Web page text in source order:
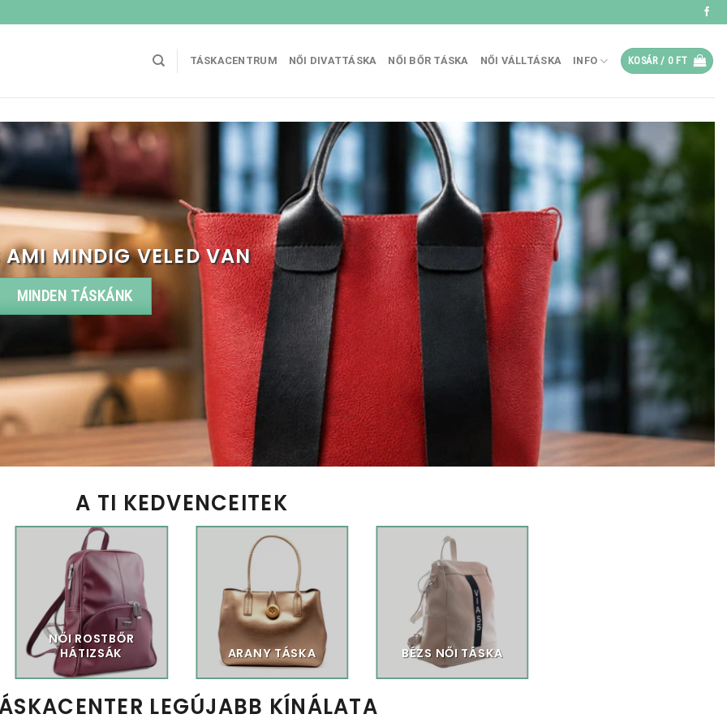
TÁSKACENTRUM NŐI DIVATTÁSKA NŐI BŐR TÁSKA NŐI VÁLLTÁSKA INFO KOSÁR / 0 FT
AMI MINDIG VELED VAN
MINDEN TÁSKÁNK
A TI KEDVENCEITEK
NŐI ROSTBŐR
HÁTIZSÁK
ARANY TÁSKA BÉZS NŐI TÁSKA
LEGÚJABB KÍNÁLATA